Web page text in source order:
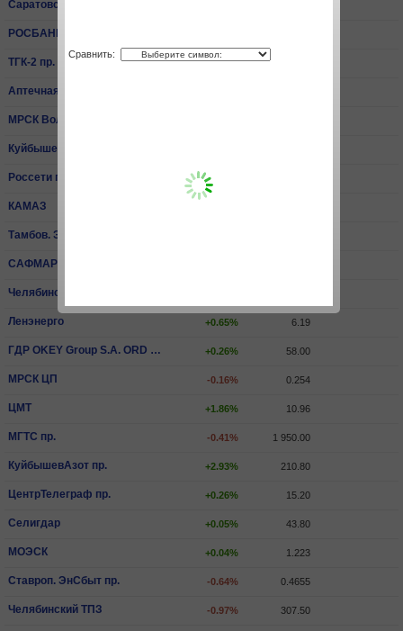
Саратовский НПЗ пр.
РОСБАНК
ТГК-2 пр. +0.59%
Аптечная сеть 36,6
МРСК Волги
КуйбышевАзот
Россети пр. -1.06%
КАМАЗ
Тамбов. ЭнСбыт
Челябинский МК
Ленэнерго +0.65% 6.19
ГДР OKEY Group S.A. ORD SHS +0.26% 58.00
МРСК ЦП -0.16% 0.254
ЦМТ +1.86% 10.96
МГТС пр. -0.41% 1 950.00
КуйбышевАзот пр. +2.93% 210.80
ЦентрТелеграф пр. +0.26% 15.20
Селигдар +0.05% 43.80
МОЭСК +0.04% 1.223
Ставроп. ЭнСбыт пр. -0.64% 0.4655
Челябинский ТПЗ -0.97% 307.50
Сравнить: